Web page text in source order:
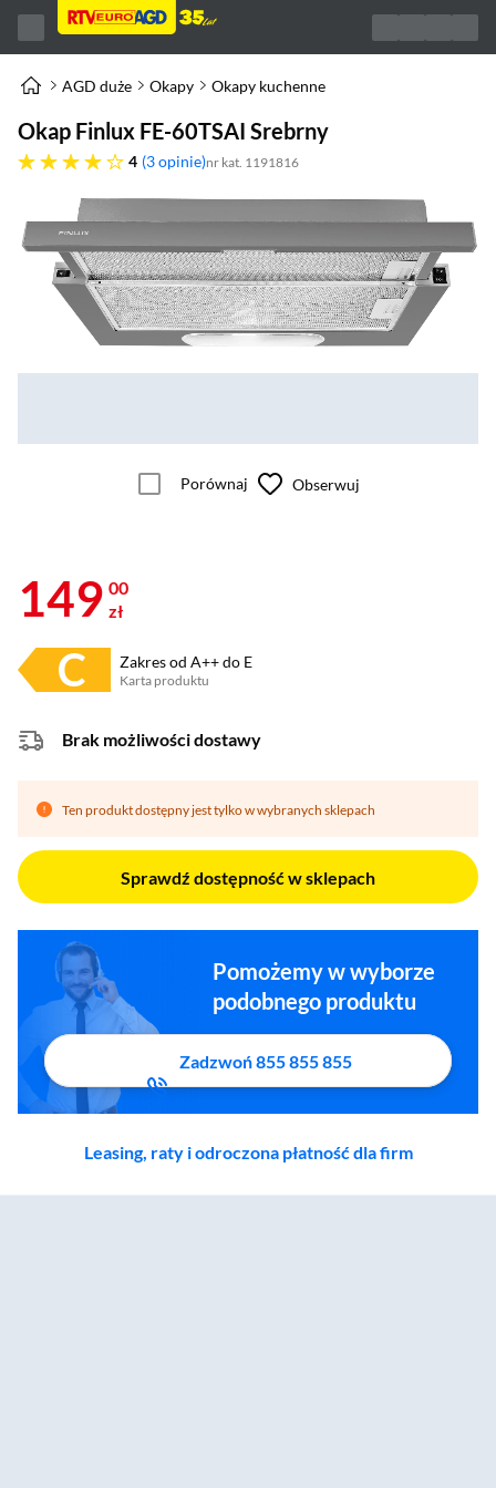
AGD duże Okapy Okapy kuchenne
Okap Finlux FE-60TSAI Srebrny
4
cztery gwiazdki 3 opinie nr kat. 1191816
Porównaj Obserwuj
149 00
zł
Zakres od A++ do E
Karta produktu
Plik w formacie pdf
(otworzy się w nowym oknie)
Brak możliwości dostawy
Ten produkt dostępny jest tylko w wybranych sklepach
Sprawdź dostępność w sklepach
Pomożemy w wyborze
podobnego produktu
Zadzwoń 855 855 855
Leasing, raty i odroczona płatność dla firm